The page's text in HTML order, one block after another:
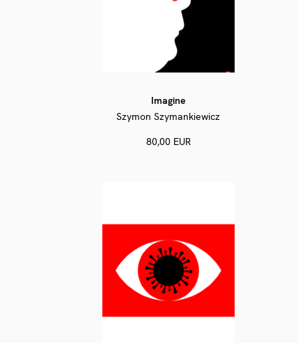
Imagine
Szymon Szymankiewicz
80,00 EUR